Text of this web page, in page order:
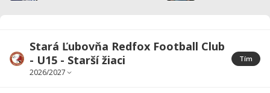
Stará Ľubovňa Redfox Football Club
- U15 - Starší žiaci
Tím